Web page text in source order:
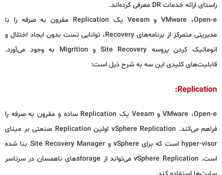
راستای ارائه خدمات DR معرفی کرده‌اند.
VMware ،Open-e و Veeam یک Replication مقرون به صرفه را با
مدیریتی متمرکز از برنامه‌های Recovery، توانایی تست بدون ایجاد اختلال و
اتوماتیک کردن پروسه Site Recovery و Migrition به وجود می‌آورد.
قابلیت‌های کلیدی این سه به شرح ذیل است:
Replication:
VMware ،Open-e و Veeam یک Replication ساده و مقرون به صرفه را
فراهم می‌کند. vSphere Replication اولین Replication صنعتی بر مبنای
hyper-visor است که برای vSphere و Site Recovery Manager بنا شده
است. vSphere Replication می‌تواند از storageهای ناهمسان در سرتاسر